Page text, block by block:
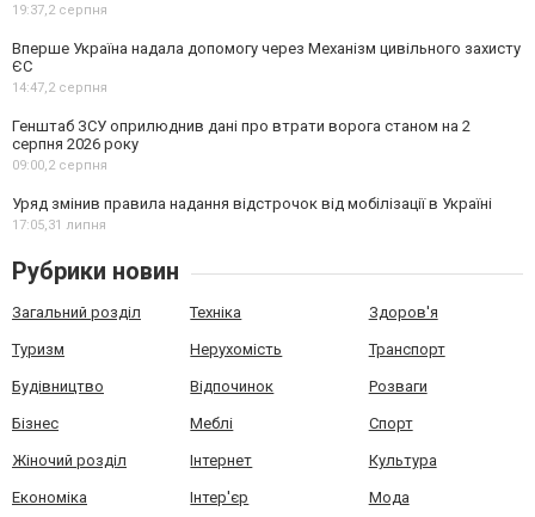
19:37,2 серпня
Вперше Україна надала допомогу через Механізм цивільного захисту
ЄС
14:47,2 серпня
Генштаб ЗСУ оприлюднив дані про втрати ворога станом на 2
серпня 2026 року
09:00,2 серпня
Уряд змінив правила надання відстрочок від мобілізації в Україні
17:05,31 липня
Рубрики новин
Загальний розділ Техніка Здоров'я
Туризм Нерухомість Транспорт
Будівництво Відпочинок Розваги
Бізнес Меблі Спорт
Жіночий розділ Інтернет Культура
Економіка Інтер'єр Мода